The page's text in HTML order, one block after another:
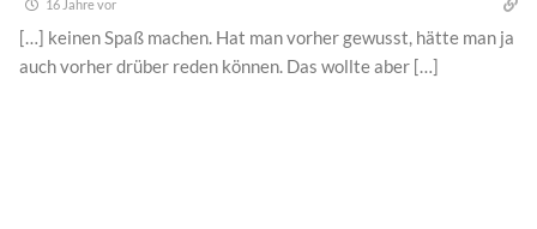
16 Jahre vor
[…] keinen Spaß machen. Hat man vorher gewusst, hätte man ja
auch vorher drüber reden können. Das wollte aber […]